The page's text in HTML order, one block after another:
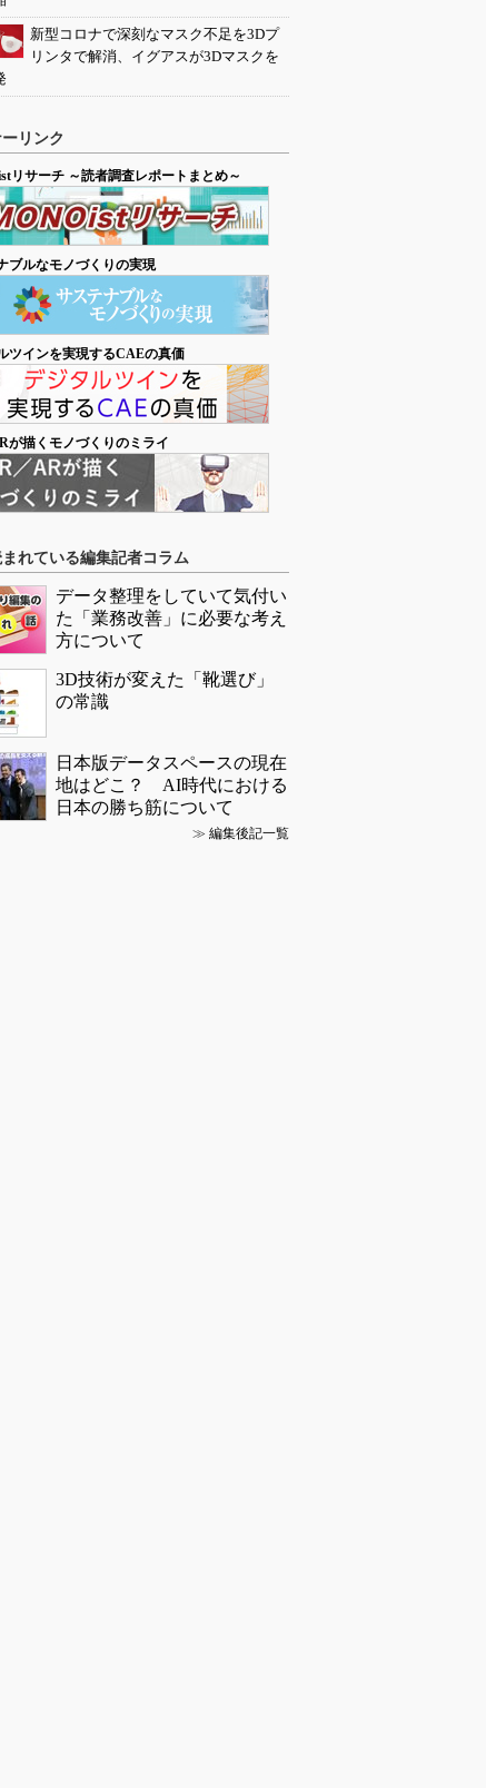
新型コロナで深刻なマスク不足を3Dプ
リンタで解消、イグアスが3Dマスクを
リンク
リサーチ ～読者調査レポートまとめ～
ブルなモノづくりの実現
ツインを実現するCAEの真価
が描くモノづくりのミライ
れている編集記者コラム
データ整理をしていて気付い
た「業務改善」に必要な考え
方について
3D技術が変えた「靴選び」
の常識
日本版データスペースの現在
地はどこ？ AI時代における
日本の勝ち筋について
≫ 編集後記一覧